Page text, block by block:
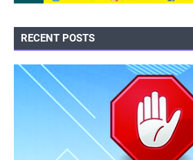
RECENT POSTS